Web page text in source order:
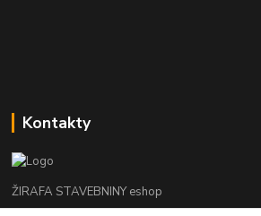
Kontakty
ŽIRAFA STAVEBNINY eshop